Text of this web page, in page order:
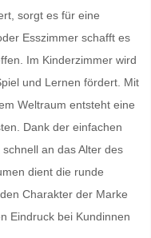
sorgt es für eine
Esszimmer schafft es
Im Kinderzimmer wird
und Lernen fördert. Mit
Weltraum entsteht eine
Dank der einfachen
an das Alter des
dient die runde
den Charakter der Marke
Eindruck bei Kundinnen